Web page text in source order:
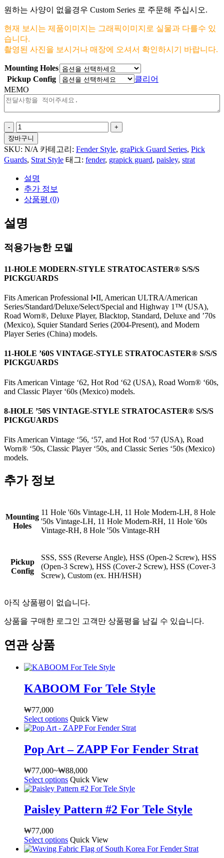
원하는 사양이 없을경우 Custom Series 로 주문해 주십시오.
현재 보시는 제품이미지는 그래픽이미지로 실물과 다를수 있
습니다.
촬영된 사진을 보시거나 매장에 오셔서 확인하시기 바랍니다.
Mounting Holes
Pickup Config
클리어
MEMO
Polka
Dot
#1
For
Fender
수
량
장바구니
SKU: N/A 카테고리: Fender Style, graPick Guard Series, Pick
Guards, Strat Style 태그: fender, grapick guard, paisley, strat
설명
추가 정보
상품평 (0)
설명
적용가능한 모델
11-HOLE MODERN-STYLE STRATOCASTER® S/S/S
PICKGUARDS
Fits American Professional I•II, American ULTRA/American
Series/Standard/Deluxe/Select/Special and Highway 1™ (USA),
Road Worn®, Deluxe Player, Blacktop, Standard, Deluxe and ’70s
(Mexico), Squier Standard Series (2004-Present), and Modern
Player Series (China) models.
11-HOLE ’60S VINTAGE-STYLE STRATOCASTER® S/S/S
PICKGUARDS
Fits American Vintage ‘62, Hot Rod ‘62 (USA), Road Worn® ‘60s,
and Classic Player ‘60s (Mexico) models.
8-HOLE ’50S VINTAGE-STYLE STRATOCASTER® S/S/S
PICKGUARDS
Fits American Vintage ‘56, ‘57, and Hot Rod ‘57 (USA), Road
Worn® ‘50s, Classic Player ‘50s, and Classic Series ‘50s (Mexico)
models.
추가 정보
Mounting
Holes
11 Hole '60s Vintage-LH, 11 Hole Modern-LH, 8 Hole
'50s Vintage-LH, 11 Hole Modern-RH, 11 Hole '60s
Vintage-RH, 8 Hole '50s Vintage-RH
Pickup
Config
SSS, SSS (Reverse Angle), HSS (Open-2 Screw), HSS
(Open-3 Screw), HSS (Cover-2 Screw), HSS (Cover-3
Screw), Custom (ex. HH/HSH)
아직 상품평이 없습니다.
상품을 구매한 로그인 고객만 상품평을 남길 수 있습니다.
연관 상품
KABOOM For Tele Style
₩77,000
Select options 여
러
품
션
이
이
품
습
Quick View
Pop Art – ZAPP For Fender Strat
₩77,000~₩88,000가
격
범
₩77,000~₩88,000
Select options 여
러
품
이
이
Quick View
Paisley Pattern #2 For Tele Style
₩77,000
Select options 여
러
Quick View